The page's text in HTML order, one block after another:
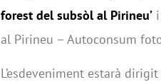
forest del subsòl al Pirineu’
al Pirineu – Autoconsum
L’esdeveniment estarà